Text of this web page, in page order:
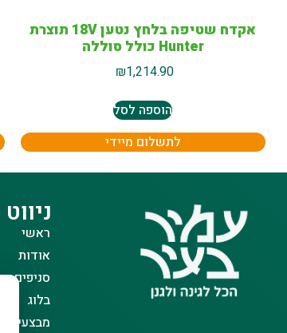
אקדח שטיפה בלחץ נטען 18V תוצרת
Hunter כולל סוללה
₪1,214.90
הוספה לסל
לתשלום מיידי
ניווט
ראשי
אודות
סניפים
בלוג
מבצעים